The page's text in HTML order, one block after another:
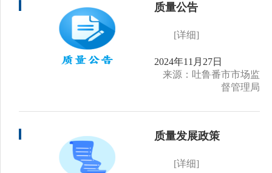
质量公告
[详细]
2024年11月27日
来源：吐鲁番市市场监
督管理局
质量发展政策
[详细]